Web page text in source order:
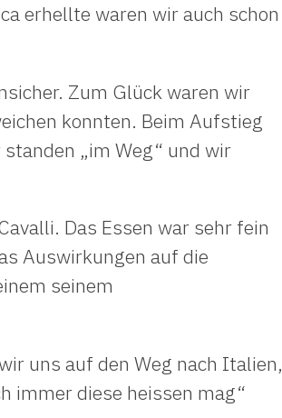
erhellte waren wir auch schon
Zum Glück waren wir
konnten. Beim Aufstieg
„im Weg“ und wir
Das Essen war sehr fein
Auswirkungen auf die
seinem
uns auf den Weg nach Italien,
immer diese heissen mag“